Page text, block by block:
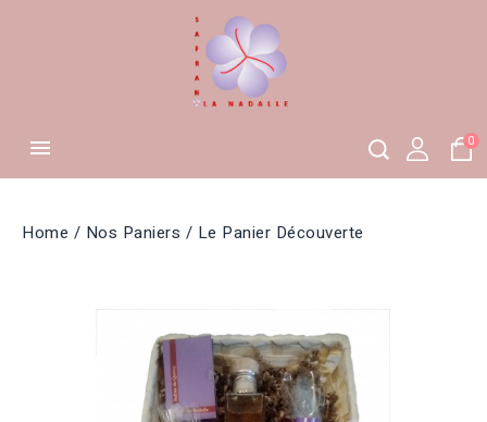
 0
Home Nos Paniers Le Panier Découverte